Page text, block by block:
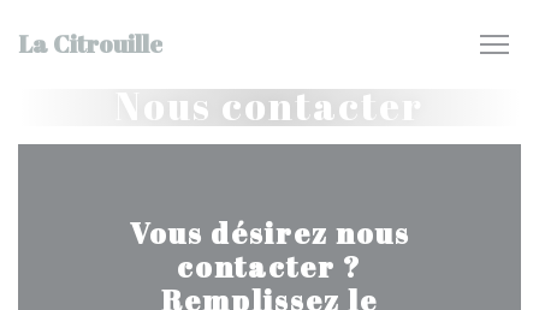
La Citrouille
Nous contacter
Vous désirez nous
contacter ?
Remplissez le